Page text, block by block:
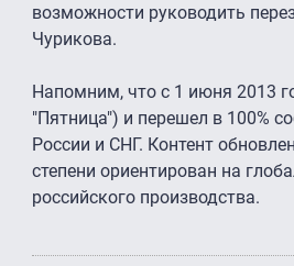
возможности руководить
Чурикова.
Напомним, что с 1 июня 2013
"Пятница") и перешел в 100%
России и СНГ. Контент
степени ориентирован на
российского производства.